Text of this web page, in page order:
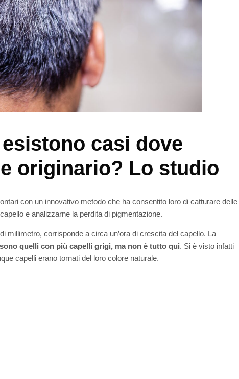
casi dove
originario? Lo studio
con un innovativo metodo che ha consentito loro di catturare delle
e analizzarne la perdita di pigmentazione.
millimetro, corrisponde a circa un’ora di crescita del capello. La
quelli con più capelli grigi, ma non è tutto qui. Si è visto infatti
capelli erano tornati del loro colore naturale.